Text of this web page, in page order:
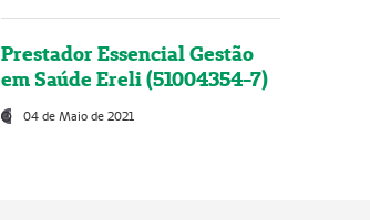
Prestador Essencial Gestão
em Saúde Ereli (51004354-7)
04 de Maio de 2021